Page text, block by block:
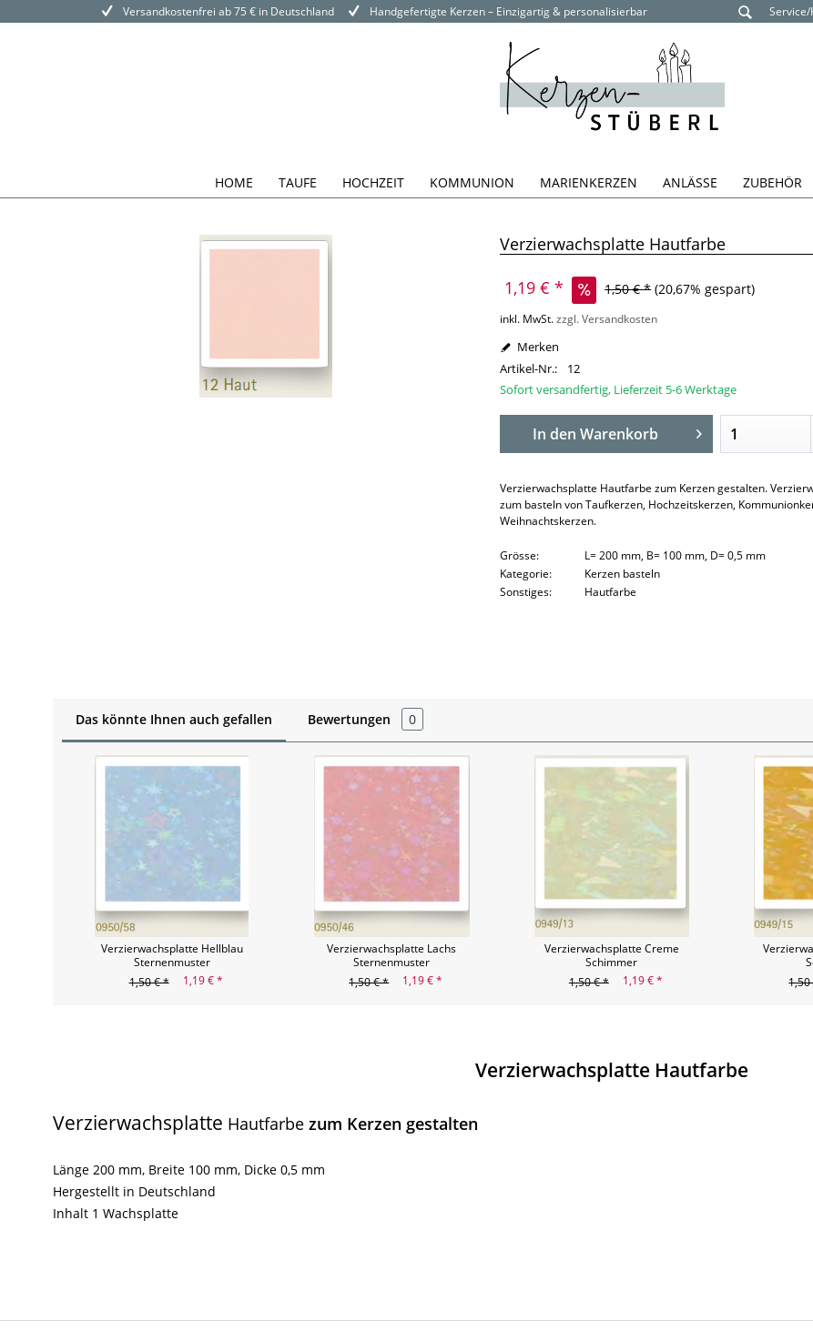
Versandkostenfrei ab 75 € in Deutschland Handgefertigte Kerzen – Einzigartig & personalisierbar
HOME TAUFE HOCHZEIT KOMMUNION MARIENKERZEN ANLÄSSE ZUBEHÖR
Verzierwachsplatte Hautfarbe
1,19 € *
1,50 € * (20,67% gespart)
inkl. MwSt.zzgl. Versandkosten
Merken
Artikel-Nr.:
12
Sofort versandfertig, Lieferzeit 5-6 Werktage
In den Warenkorb
Verzierwachsplatte Hautfarbe zum Kerzen gestalten.
zum basteln von Taufkerzen, Hochzeitskerzen,
Weihnachtskerzen.
Grösse:
L= 200 mm, B= 100 mm, D= 0,5 mm
Kategorie:
Kerzen basteln
Sonstiges:
Hautfarbe
Das könnte Ihnen auch gefallen Bewertungen 0
Verzierwachsplatte Hellblau
Sternenmuster
1,50 € *
1,19 € *
Verzierwachsplatte Lachs
Sternenmuster
1,50 € *
1,19 € *
Verzierwachsplatte Creme
Schimmer
1,50 € *
1,19 € *
Verzierwachsplatte Hautfarbe
Verzierwachsplatte Hautfarbe zum Kerzen gestalten
Länge 200 mm, Breite 100 mm, Dicke 0,5 mm
Hergestellt in Deutschland
Inhalt 1 Wachsplatte